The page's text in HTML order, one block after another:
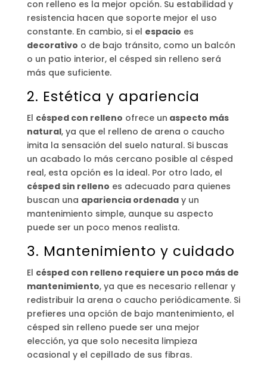
con relleno es la mejor opción. Su estabilidad y
resistencia hacen que soporte mejor el uso
constante. En cambio, si el espacio es
decorativo o de bajo tránsito, como un balcón
o un patio interior, el césped sin relleno será
más que suficiente.
2. Estética y apariencia
El césped con relleno ofrece un aspecto más
natural, ya que el relleno de arena o caucho
imita la sensación del suelo natural. Si buscas
un acabado lo más cercano posible al césped
real, esta opción es la ideal. Por otro lado, el
césped sin relleno es adecuado para quienes
buscan una apariencia ordenaday un
mantenimiento simple, aunque su aspecto
puede ser un poco menos realista.
3. Mantenimiento y cuidado
El césped con relleno requiere un poco más de
mantenimiento, ya que es necesario rellenar y
redistribuir la arena o caucho periódicamente. Si
prefieres una opción de bajo mantenimiento, el
césped sin relleno puede ser una mejor
elección, ya que solo necesita limpieza
ocasional y el cepillado de sus fibras.